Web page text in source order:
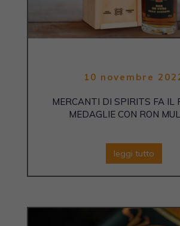
10 novembre
MERCANTI DI SPIRITS FA IL
MEDAGLIE CON RON
leggi tutto